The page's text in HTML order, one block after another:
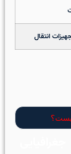
انتقال